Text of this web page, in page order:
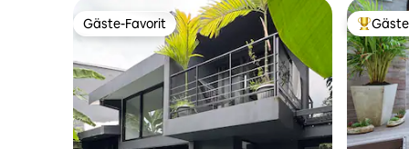
Gäste-Favorit
Gäste-Favorit